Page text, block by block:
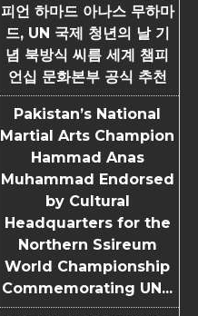
피언 하마드 아나스 무하마
드, UN 국제 청년의 날 기
념 북방식 씨름 세계 챔피
언십 문화본부 공식 추천
Pakistan’s National
Martial Arts Champion
Hammad Anas
Muhammad Endorsed
by Cultural
Headquarters for the
Northern Ssireum
World Championship
Commemorating UN...